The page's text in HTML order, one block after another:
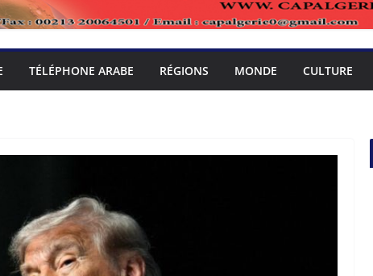
TÉLÉPHONE ARABE RÉGIONS MONDE CULTURE